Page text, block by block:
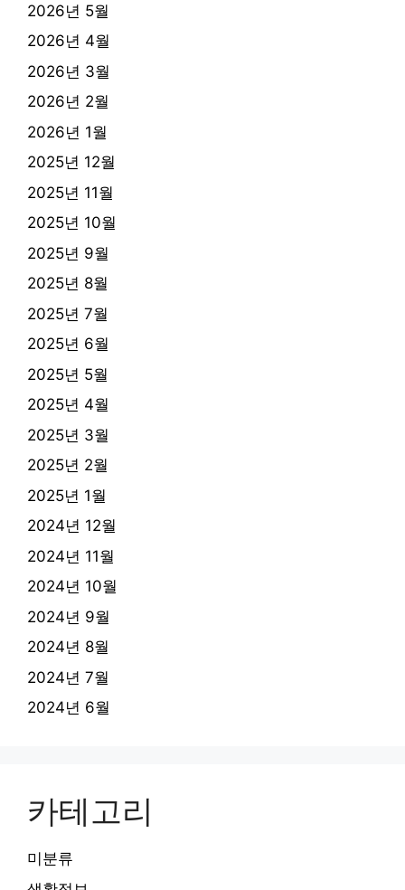
2026년 5월
2026년 4월
2026년 3월
2026년 2월
2026년 1월
2025년 12월
2025년 11월
2025년 10월
2025년 9월
2025년 8월
2025년 7월
2025년 6월
2025년 5월
2025년 4월
2025년 3월
2025년 2월
2025년 1월
2024년 12월
2024년 11월
2024년 10월
2024년 9월
2024년 8월
2024년 7월
2024년 6월
카테고리
미분류